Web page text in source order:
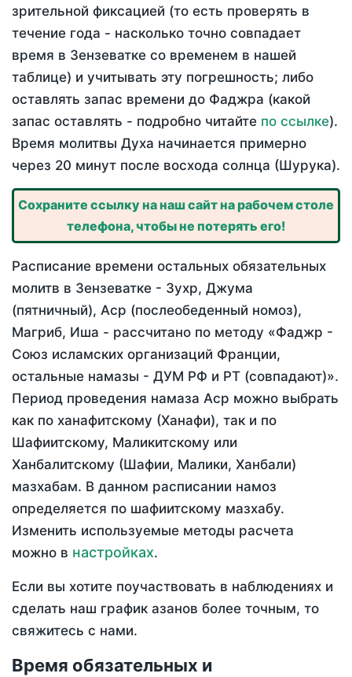
зрительной фиксацией (то есть проверять в
течение года - насколько точно совпадает
время в Зензеватке со временем в нашей
таблице) и учитывать эту погрешность; либо
оставлять запас времени до Фаджра (какой
запас оставлять - подробно читайте по ссылке).
Время молитвы Духа начинается примерно
через 20 минут после восхода солнца (Шурука).
Сохраните ссылку на наш сайт на рабочем столе
телефона, чтобы не потерять его!
Расписание времени остальных обязательных
молитв в Зензеватке - Зухр, Джума
(пятничный), Аср (послеобеденный номоз),
Магриб, Иша - рассчитано по методу «Фаджр -
Союз исламских организаций Франции,
остальные намазы - ДУМ РФ и РТ (совпадают)».
Период проведения намаза Аср можно выбрать
как по ханафитскому (Ханафи), так и по
Шафиитскому, Маликитскому или
Ханбалитскому (Шафии, Малики, Ханбали)
мазхабам. В данном расписании намоз
определяется по шафиитскому мазхабу.
Изменить используемые методы расчета
можно в настройках.
Если вы хотите поучаствовать в наблюдениях и
сделать наш график азанов более точным, то
свяжитесь с нами.
Время обязательных и